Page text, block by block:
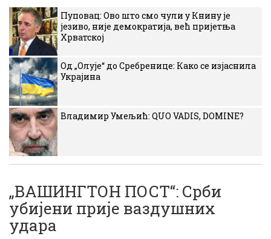
Пуповац: Ово што смо чули у Книну је
језиво, није демократија, већ пријетња
Хрватској
Од „Олује“ до Сребренице: Како се изјаснила
Украјина
Владимир Умељић: QUO VADIS, DOMINE?
„ВАШИНГТОН ПОСТ“: Срби
убијени прије ваздушних
удара